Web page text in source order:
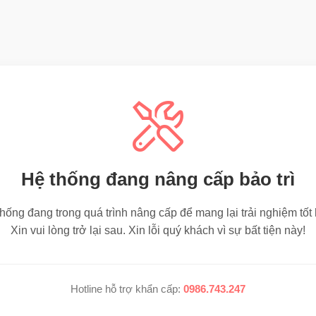
Hệ thống đang nâng cấp bảo trì
đang trong quá trình nâng cấp để mang lại trải nghiệm tốt
Xin vui lòng trở lại sau. Xin lỗi quý khách vì sự bất tiện này!
Hotline hỗ trợ khẩn cấp: 0986.743.247